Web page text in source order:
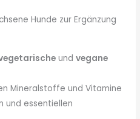
Hunde zur Ergänzung
undvegane
Mineralstoffe und Vitamine
und essentiellen